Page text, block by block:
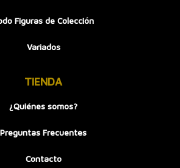
Figuras de Colección
Variados
TIENDA
¿Quiénes somos?
Preguntas Frecuentes
Contacto